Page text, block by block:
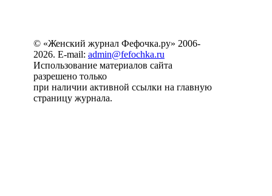
© «Женский журнал Фефочка.ру» 2006-
2026. E-mail: admin@fefochka.ru
Использование материалов сайта
разрешено только
при наличии активной ссылки на главную
страницу журнала.